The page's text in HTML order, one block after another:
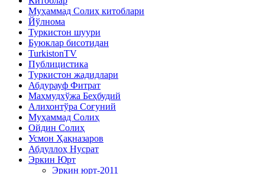
Муҳаммад Солиҳ китоблари
Йўлнома
Туркистон шуури
Буюклар бисотидан
TurkistonTV
Публицистика
Туркистон жадидлари
Абдурауф Фитрат
Маҳмудхўжа Беҳбудий
Алихонтўра Соғуний
Муҳаммад Солиҳ
Ойдин Солиҳ
Усмон Ҳақназаров
Абдуллоҳ Нусрат
Эркин Юрт
Эркин юрт-2011